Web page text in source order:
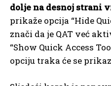
dolje na desnoj strani
prikaže opcija “Hide
znači da je QAT već
“Show Quick Access
opciju traka će se